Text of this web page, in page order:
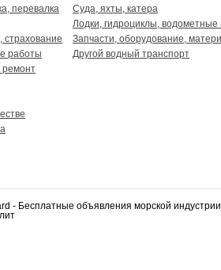
Суда, яхты, катера
Лодки, гидроциклы, водометные
Запчасти, оборудование,
Другой водный транспорт
перевалка
работы
ремонт
- Бесплатные объявления морской индустрии